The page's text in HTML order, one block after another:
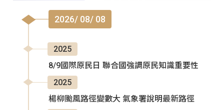
2026/ 08/ 08
2025
8/9國際原民日 聯合國強調原民知識重要性
2025
楊柳颱風路徑變數大 氣象署說明最新路徑